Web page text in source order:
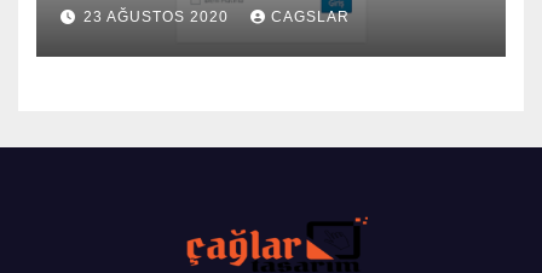
23 AĞUSTOS 2020 CAGSLAR